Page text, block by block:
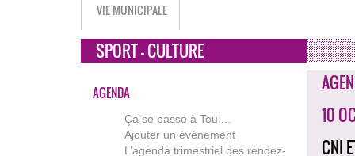
VIE MUNICIPALE
SPORT - CULTURE
AGENDA
Ça se passe à Toul…
Ajouter un événement
L’agenda trimestriel des rendez-
10
CNI